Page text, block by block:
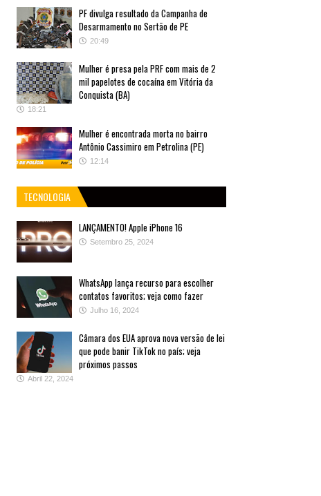
PF divulga resultado da Campanha de
Desarmamento no Sertão de PE
20:49
Mulher é presa pela PRF com mais de 2
mil papelotes de cocaína em Vitória da
Conquista (BA)
18:21
Mulher é encontrada morta no bairro
Antônio Cassimiro em Petrolina (PE)
12:14
TECNOLOGIA
LANÇAMENTO! Apple iPhone 16
Setembro 25, 2024
WhatsApp lança recurso para escolher
contatos favoritos; veja como fazer
Julho 16, 2024
Câmara dos EUA aprova nova versão de lei
que pode banir TikTok no país; veja
próximos passos
Abril 22, 2024